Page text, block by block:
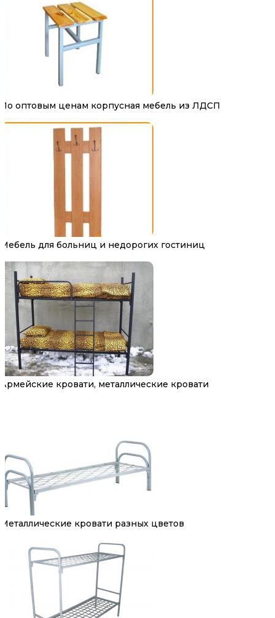
По оптовым ценам корпусная мебель из ЛДСП
Мебель для больниц и недорогих гостиниц
Армейские кровати, металлические кровати
Металлические кровати разных цветов